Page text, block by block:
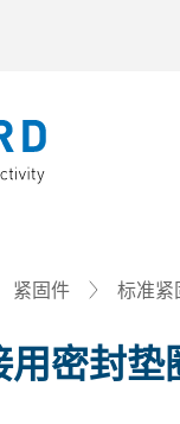
紧固件 标准紧
密封垫